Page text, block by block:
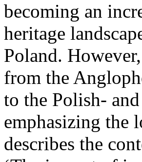
becoming an
heritage
Poland.
from the
to the Polish-
emphasizing the
describes the